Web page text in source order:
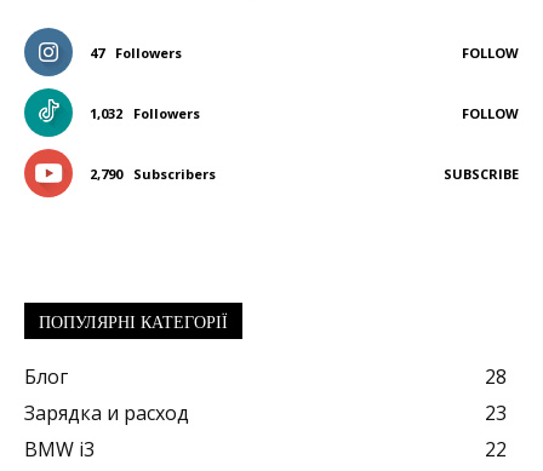
47 Followers FOLLOW
1,032 Followers FOLLOW
2,790 Subscribers SUBSCRIBE
ПОПУЛЯРНІ КАТЕГОРІЇ
Блог
28
Зарядка и расход
23
BMW i3
22